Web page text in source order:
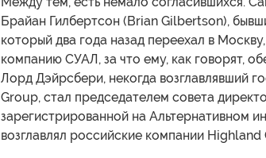
Брайан Гилбертсон (Brian Gilbertson),
который два года назад переехал в
компанию СУАЛ, за что ему, как говорят,
Лорд Дэйрсбери, некогда возглавлявший
Group, стал председателем совета
зарегистрированной на Альтернативном
возглавлял российские компании Highland